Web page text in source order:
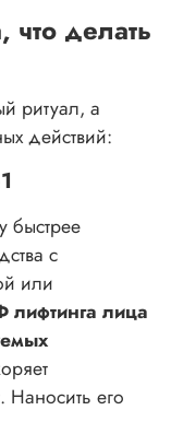
что делать
ритуал, а
действий:
быстрее
с
или
лифтинга лица
его